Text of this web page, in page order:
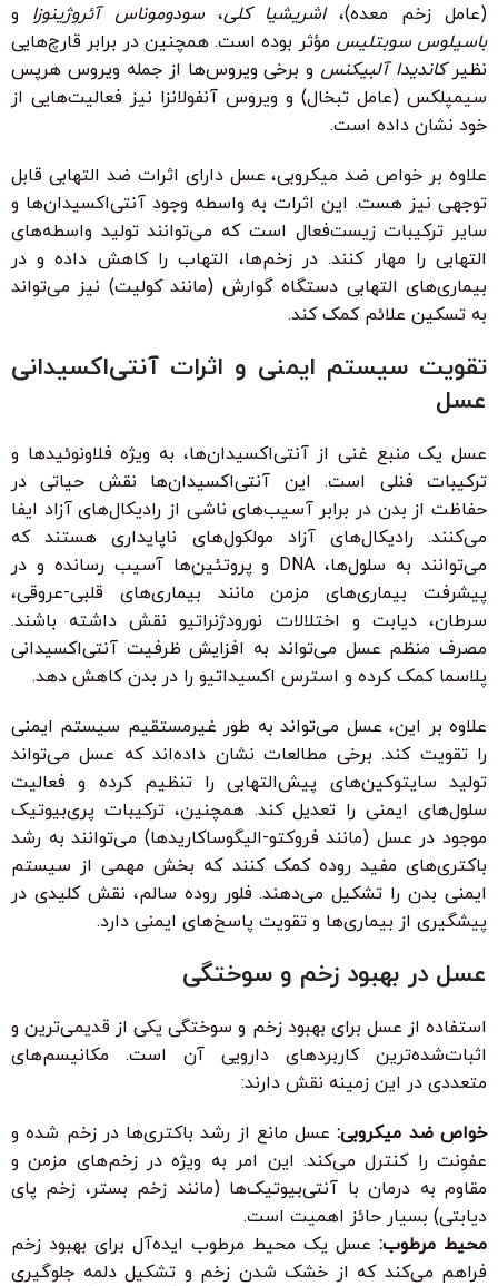
(عامل زخم معده)،اشریشیا کلی، سودوموناس آئروژینوزا و
باسیلوس سوبتلیس مؤثر بوده است. همچنین در برابر قارچ‌هایی
نظیرکاندیدا آلبیکنس و برخی ویروس‌ها از جمله ویروس هرپس
سیمپلکس (عامل تبخال) و ویروس آنفولانزا نیز فعالیت‌هایی از
خود نشان داده است.
علاوه بر خواص ضد میکروبی، عسل دارای اثرات ضد التهابی قابل
توجهی نیز هست. این اثرات به واسطه وجود آنتی‌اکسیدان‌ها و
سایر ترکیبات زیست‌فعال است که می‌توانند تولید واسطه‌های
التهابی را مهار کنند. در زخم‌ها، التهاب را کاهش داده و در
بیماری‌های التهابی دستگاه گوارش (مانند کولیت) نیز می‌تواند
به تسکین علائم کمک کند.
تقویت سیستم ایمنی و اثرات آنتی‌اکسیدانی
عسل
عسل یک منبع غنی از آنتی‌اکسیدان‌ها، به ویژه فلاونوئیدها و
ترکیبات فنلی است. این آنتی‌اکسیدان‌ها نقش حیاتی در
حفاظت از بدن در برابر آسیب‌های ناشی از رادیکال‌های آزاد ایفا
می‌کنند. رادیکال‌های آزاد مولکول‌های ناپایداری هستند که
می‌توانند به سلول‌ها، DNA و پروتئین‌ها آسیب رسانده و در
پیشرفت بیماری‌های مزمن مانند بیماری‌های قلبی-عروقی،
سرطان، دیابت و اختلالات نورودژنراتیو نقش داشته باشند.
مصرف منظم عسل می‌تواند به افزایش ظرفیت آنتی‌اکسیدانی
پلاسما کمک کرده و استرس اکسیداتیو را در بدن کاهش دهد.
علاوه بر این، عسل می‌تواند به طور غیرمستقیم سیستم ایمنی
را تقویت کند. برخی مطالعات نشان داده‌اند که عسل می‌تواند
تولید سایتوکین‌های پیش‌التهابی را تنظیم کرده و فعالیت
سلول‌های ایمنی را تعدیل کند. همچنین، ترکیبات پری‌بیوتیک
موجود در عسل (مانند فروکتو-الیگوساکاریدها) می‌توانند به رشد
باکتری‌های مفید روده کمک کنند که بخش مهمی از سیستم
ایمنی بدن را تشکیل می‌دهند. فلور روده سالم، نقش کلیدی در
پیشگیری از بیماری‌ها و تقویت پاسخ‌های ایمنی دارد.
عسل در بهبود زخم و سوختگی
استفاده از عسل برای بهبود زخم و سوختگی یکی از قدیمی‌ترین و
اثبات‌شده‌ترین کاربردهای دارویی آن است. مکانیسم‌های
متعددی در این زمینه نقش دارند:
خواص ضد میکروبی:عسل مانع از رشد باکتری‌ها در زخم شده و
عفونت را کنترل می‌کند. این امر به ویژه در زخم‌های مزمن و
مقاوم به درمان با آنتی‌بیوتیک‌ها (مانند زخم بستر، زخم پای
دیابتی) بسیار حائز اهمیت است.
محیط مرطوب: عسل یک محیط مرطوب ایده‌آل برای بهبود زخم
فراهم می‌کند که از خشک شدن زخم و تشکیل دلمه جلوگیری